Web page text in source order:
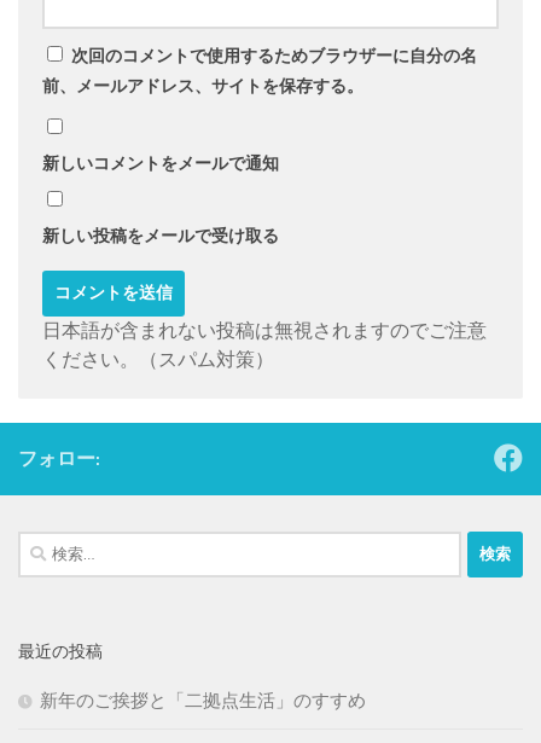
次回のコメントで使用するためブラウザーに自分の名
前、メールアドレス、サイトを保存する。
新しいコメントをメールで通知
新しい投稿をメールで受け取る
日本語が含まれない投稿は無視されますのでご注意
ください。（スパム対策）
フォロー:
検
索:
最近の投稿
新年のご挨拶と「二拠点生活」のすすめ